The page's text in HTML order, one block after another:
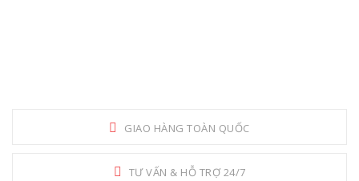
GIAO HÀNG TOÀN QUỐC
TƯ VẤN & HỖ TRỢ 24/7